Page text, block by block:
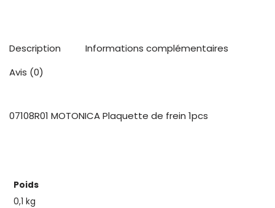
Description
Informations complémentaires
Avis (0)
07108R01 MOTONICA Plaquette de frein 1pcs
Poids
0,1 kg